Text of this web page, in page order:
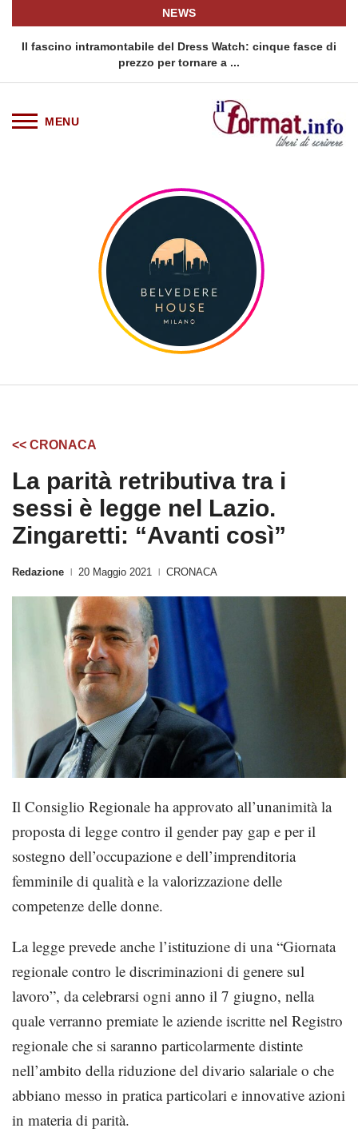
NEWS
Il fascino intramontabile del Dress Watch: cinque fasce di
prezzo per tornare a ...
<< CRONACA
La parità retributiva tra i
sessi è legge nel Lazio.
Zingaretti: “Avanti così”
Redazione 20 Maggio 2021 CRONACA
Il Consiglio Regionale ha approvato all’unanimità la
proposta di legge contro il gender pay gap e per il
sostegno dell’occupazione e dell’imprenditoria
femminile di qualità e la valorizzazione delle
competenze delle donne.
La legge prevede anche l’istituzione di una “Giornata
regionale contro le discriminazioni di genere sul
lavoro”, da celebrarsi ogni anno il 7 giugno, nella
quale verranno premiate le aziende iscritte nel Registro
regionale che si saranno particolarmente distinte
nell’ambito della riduzione del divario salariale o che
abbiano messo in pratica particolari e innovative azioni
in materia di parità.